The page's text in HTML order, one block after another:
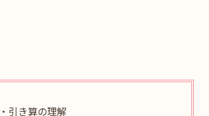
引き算の理解